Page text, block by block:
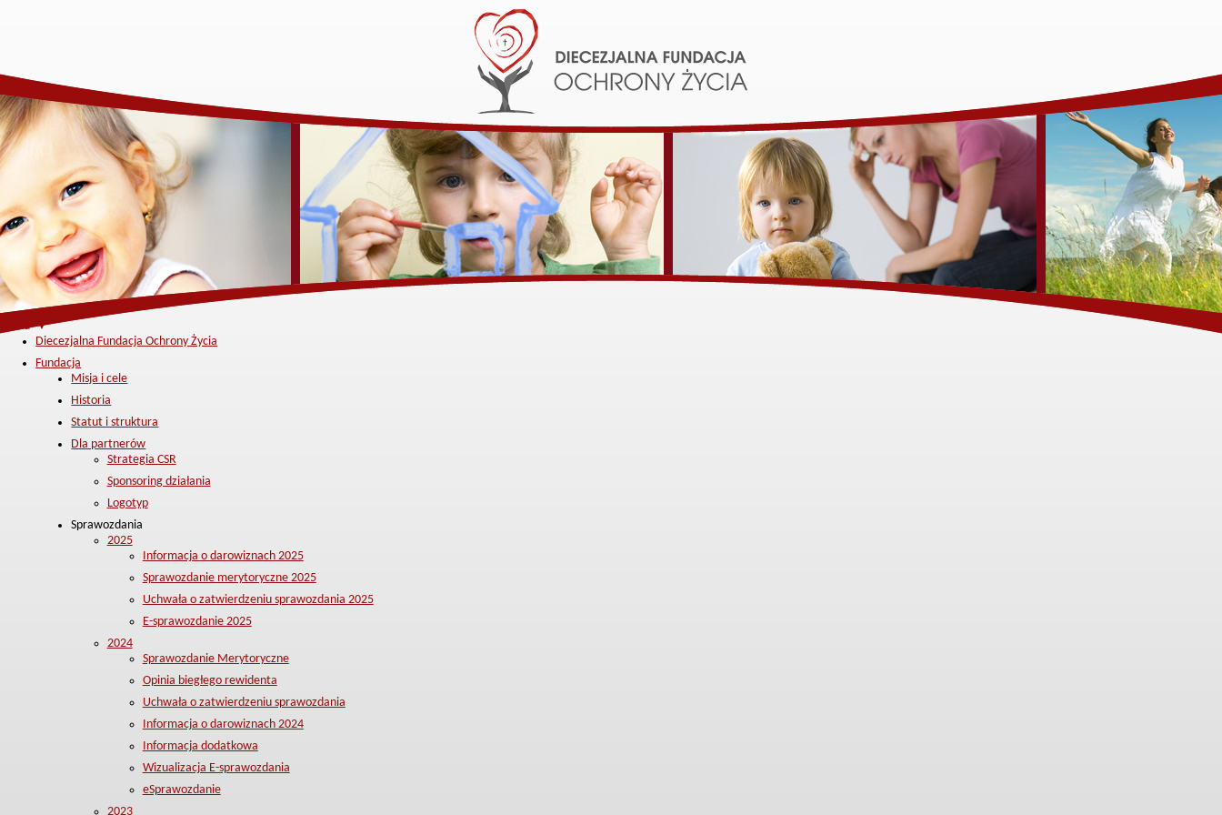
Menu ▼
Diecezjalna Fundacja Ochrony Życia
Fundacja
Misja i cele
Historia
Statut i struktura
Dla partnerów
Strategia CSR
Sponsoring działania
Logotyp
Sprawozdania
2025
Informacja o darowiznach 2025
Sprawozdanie merytoryczne 2025
Uchwała o zatwierdzeniu sprawozdania 2025
E-sprawozdanie 2025
2024
Sprawozdanie Merytoryczne
Opinia biegłego rewidenta
Uchwała o zatwierdzeniu sprawozdania
Informacja o darowiznach 2024
Informacja dodatkowa
Wizualizacja E-sprawozdania
eSprawozdanie
2023